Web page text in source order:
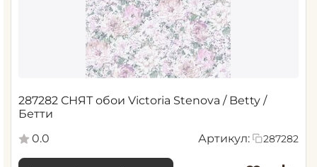
287282 СНЯТ обои Victoria Stenova / Betty /
Бетти
0.0
Артикул: 287282